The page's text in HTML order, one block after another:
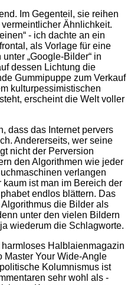
Im Gegenteil, sie reihen
Ähnlichkeit.
- ich dachte an ein
als Vorlage für eine
„Google-Bilder“ in
dessen Lichtung die
Gummipuppe zum Verkauf
kulturpessimistischen
erscheint die Welt voller
dass das Internet pervers
Andererseits, wer seine
nicht der Perversion
den Algorithmen wie jeder
verlangen
ist man im Bereich der
endlos blättern. Das
die Bilder als
unter den vielen Bildern
wiederum die Schlagworte.
Halblaienmagazin
Master Your Wide-Angle
Kolumnismus ist
sehr wohl als -